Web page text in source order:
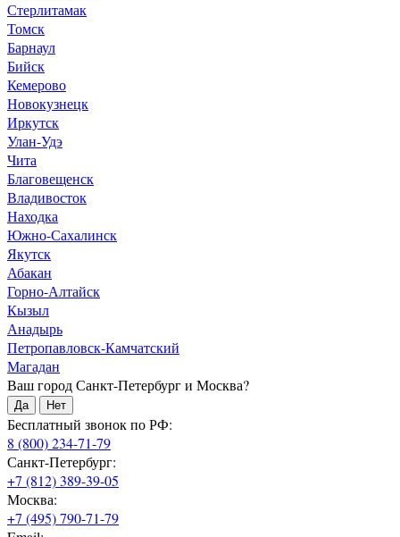
Стерлитамак
Томск
Барнаул
Бийск
Кемерово
Новокузнецк
Иркутск
Улан-Удэ
Чита
Благовещенск
Владивосток
Находка
Южно-Сахалинск
Якутск
Абакан
Горно-Алтайск
Кызыл
Анадырь
Петропавловск-Камчатский
Магадан
Ваш город Санкт-Петербург и Москва?
Да Нет
Бесплатный звонок по РФ:
8 (800) 234-71-79
Санкт-Петербург:
+7 (812) 389-39-05
Москва:
+7 (495) 790-71-79